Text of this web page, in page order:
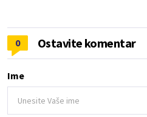
0 Ostavite komentar
Ime